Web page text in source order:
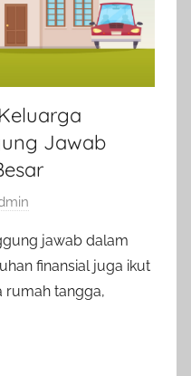
Jawab
jawab dalam
finansial juga ikut
rumah tangga,